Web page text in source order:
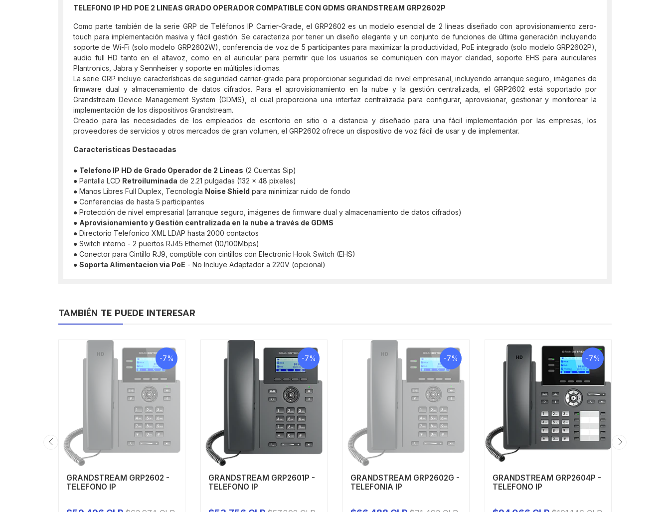
TELEFONO IP HD POE 2 LINEAS GRADO OPERADOR COMPATIBLE CON GDMS GRANDSTREAM GRP2602P
Como parte también de la serie GRP de Teléfonos IP Carrier-Grade, el GRP2602 es un modelo esencial de 2 líneas diseñado con aprovisionamiento zero-
touch para implementación masiva y fácil gestión. Se caracteriza por tener un diseño elegante y un conjunto de funciones de última generación incluyendo
soporte de Wi-Fi (solo modelo GRP2602W), conferencia de voz de 5 participantes para maximizar la productividad, PoE integrado (solo modelo GRP2602P),
audio full HD tanto en el altavoz, como en el auricular para permitir que los usuarios se comuniquen con mayor claridad, soporte EHS para auriculares
Plantronics, Jabra y Sennheiser y soporte en múltiples idiomas.
La serie GRP incluye características de seguridad carrier-grade para proporcionar seguridad de nivel empresarial, incluyendo arranque seguro, imágenes de
firmware dual y almacenamiento de datos cifrados. Para el aprovisionamiento en la nube y la gestión centralizada, el GRP2602 está soportado por
Grandstream Device Management System (GDMS), el cual proporciona una interfaz centralizada para configurar, aprovisionar, gestionar y monitorear la
implementación de los dispositivos Grandstream.
Creado para las necesidades de los empleados de escritorio en sitio o a distancia y diseñado para una fácil implementación por las empresas, los
proveedores de servicios y otros mercados de gran volumen, el GRP2602 ofrece un dispositivo de voz fácil de usar y de implementar.
Caracteristicas Destacadas
● Telefono IP HD de Grado Operador de 2 Lineas (2 Cuentas Sip)
● Pantalla LCD Retroiluminada de 2.21 pulgadas (132 x 48 pixeles)
● Manos Libres Full Duplex, Tecnología Noise Shield para minimizar ruido de fondo
● Conferencias de hasta 5 participantes
● Protección de nivel empresarial (arranque seguro, imágenes de firmware dual y almacenamiento de datos cifrados)
● Aprovisionamiento y Gestión centralizada en la nube a través de GDMS
● Directorio Telefonico XML LDAP hasta 2000 contactos
● Switch interno - 2 puertos RJ45 Ethernet (10/100Mbps)
● Conector para Cintillo RJ9, comptible con cintillos con Electronic Hook Switch (EHS)
● Soporta Alimentacion via PoE - No Incluye Adaptador a 220V (opcional)
TAMBIÉN TE PUEDE INTERESAR
-7%
GRANDSTREAM GRP2602 -
TELEFONO IP
-7%
GRANDSTREAM GRP2601P -
TELEFONO IP
-7%
GRANDSTREAM GRP2602G -
TELEFONIA IP
-7%
GRANDSTREAM GRP2604P -
TELEFONO IP